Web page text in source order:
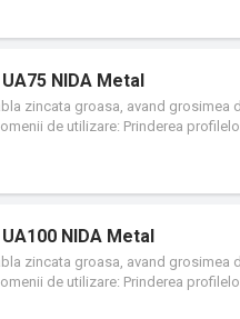
NIDA Metal
zincata groasa, avand
de utilizare: Prinderea
NIDA Metal
zincata groasa, avand
de utilizare: Prinderea